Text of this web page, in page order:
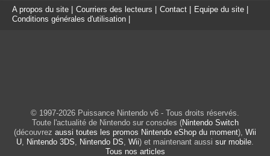
A propos du site Courriers des lecteurs Contact Equipe du site
Conditions générales d'utilisation
© 1997-2026 Puissance Nintendo v6 - Tous droits réservés.
Toute l'actualité de Nintendo sur consoles (Nintendo Switch
(découvrez aussi toutes les promos Nintendo eShop du moment), Wii
U, Nintendo 3DS, Nintendo DS, Wii) et maintenant aussi sur mobile.
Tous nos articles